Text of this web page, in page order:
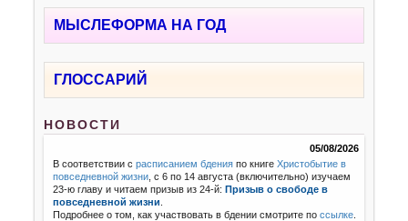
МЫСЛЕФОРМА НА ГОД
ГЛОССАРИЙ
НОВОСТИ
05/08/2026
В соответствии срасписанием бдения по книгеХристобытие в
повседневной жизни , с 6 по 14 августа (включительно) изучаем
23-ю главу и читаем призыв из 24-й:Призыв о свободе в
повседневной жизни
Подробнее о том, как участвовать в бдении смотрите поссылке